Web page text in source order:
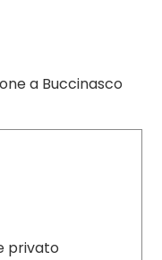
a Buccinasco
privato